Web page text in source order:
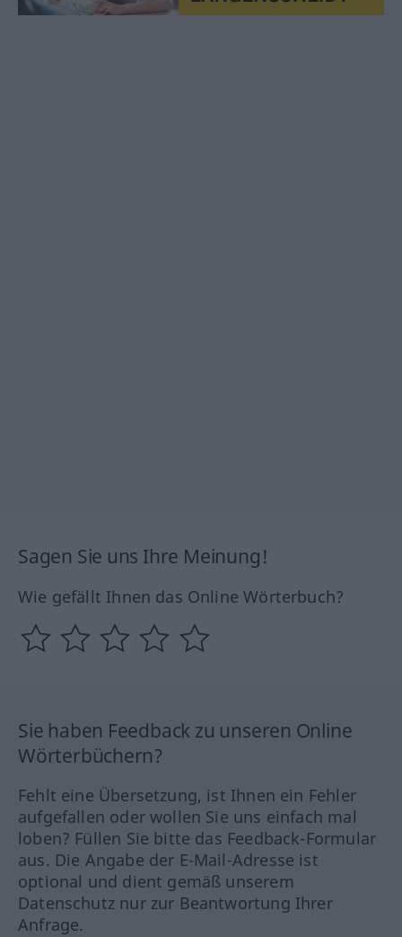
Sagen Sie uns Ihre Meinung!
Wie gefällt Ihnen das Online Wörterbuch?
Sie haben Feedback zu unseren Online
Wörterbüchern?
Fehlt eine Übersetzung, ist Ihnen ein Fehler
aufgefallen oder wollen Sie uns einfach mal
loben? Füllen Sie bitte das Feedback-Formular
aus. Die Angabe der E-Mail-Adresse ist
optional und dient gemäß unserem
Datenschutz nur zur Beantwortung Ihrer
Anfrage.